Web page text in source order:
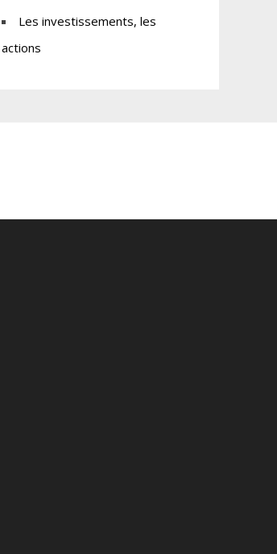
Les investissements, les
actions